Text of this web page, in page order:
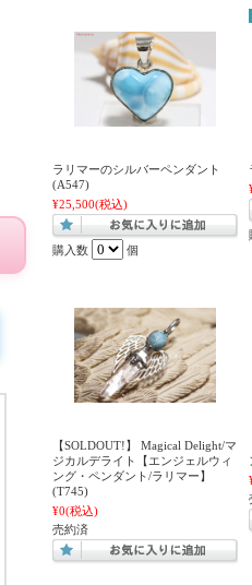
ラリマーのシルバーペンダント
(A547)
¥25,500(税込)
購入数 個
【SOLDOUT!】 Magical Delight/マ
ジカルデライト【エンジェルウィ
ング・ペンダント/ラリマー】
(T745)
¥0(税込)
売約済